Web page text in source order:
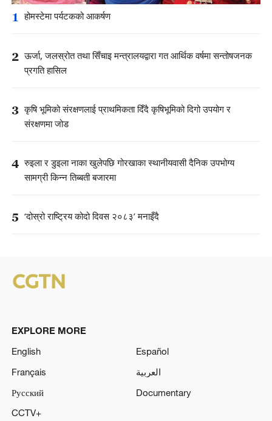
1 होमस्टेमा पर्यटकको आकर्षण
2 ऊर्जा, जलस्रोत तथा सिँचाइ मन्त्रालयद्वारा गत आर्थिक वर्षमा सन्तोषजनक
प्रगति हासिल
3 कृषि भूमिको संरक्षणलाई प्राथमिकता दिँदै कृषिभूमिको दिगो उपयोग र
संरक्षणमा जोड
4 रुइला र डुइला नाका खुलेपछि गोरखाका स्थानीयवासी दैनिक उपभोग्य
सामग्री किन्न तिब्बती बजारमा
5 ‘दोस्रो राष्ट्रिय कोदो दिवस २०८३’ मनाइँदै
EXPLORE MORE
English
Español
Français
العربية
Русский
Documentary
CCTV+